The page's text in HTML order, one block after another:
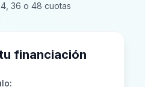
36 o 48 cuotas
financiación